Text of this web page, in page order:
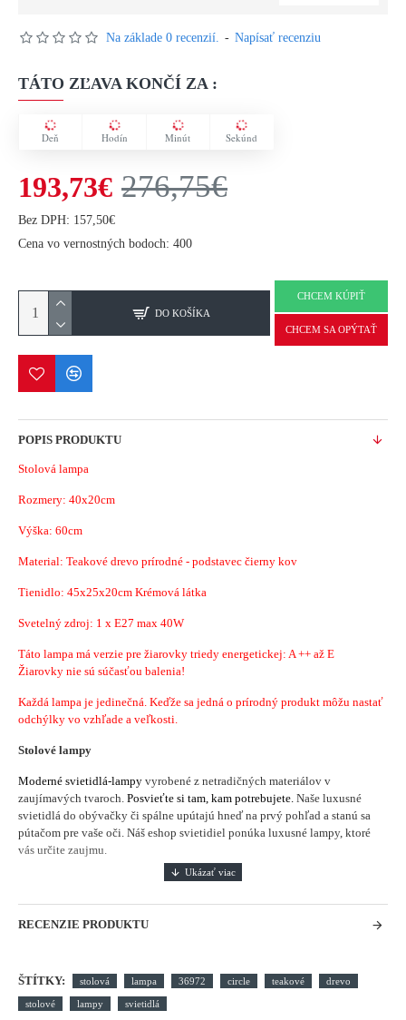
Na základe 0 recenzií. - Napísať recenziu
TÁTO ZĽAVA KONČÍ ZA :
Deň Hodín Minút Sekúnd
193,73€ 276,75€
Bez DPH: 157,50€
Cena vo vernostných bodoch: 400
DO KOŠÍKA
CHCEM KÚPIŤ
CHCEM SA OPÝTAŤ
POPIS PRODUKTU
Stolová lampa
Rozmery: 40x20cm
Výška: 60cm
Material: Teakové drevo prírodné - podstavec čierny kov
Tienidlo: 45x25x20cm Krémová látka
Svetelný zdroj: 1 x E27 max 40W
Táto lampa má verzie pre žiarovky triedy energetickej: A ++ až E
Žiarovky nie sú súčasťou balenia!
Každá lampa je jedinečná. Keďže sa jedná o prírodný produkt môžu nastať
odchýlky vo vzhľade a veľkosti.
Stolové lampy
Moderné svietidlá-lampy vyrobené z netradičných materiálov v
zaujímavých tvaroch. Posvieťte si tam, kam potrebujete. Naše luxusné
svietidlá do obývačky či spálne upútajú hneď na prvý pohľad a stanú sa
pútačom pre vaše oči. Náš eshop svietidiel ponúka luxusné lampy, ktoré
vás určite zaujmu.
RECENZIE PRODUKTU
ŠTÍTKY: stolová lampa 36972 circle teakové drevo
stolové lampy svietidlá